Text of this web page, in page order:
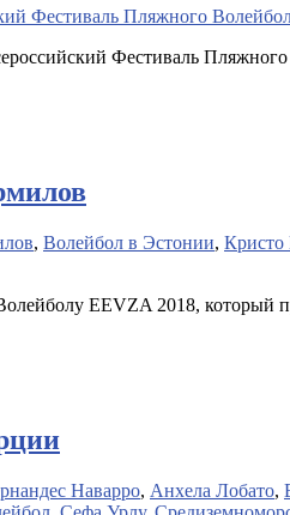
Фестиваль Пляжного
Фестиваль
, Волейбол в Эстонии, Кристо
EEVZA 2018, который
Наварро, Анхела Лобато,